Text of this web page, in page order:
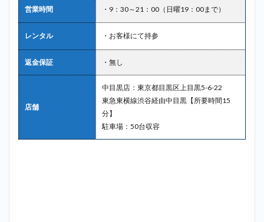
営業時間 ・9：30～21：00（日曜19：00まで）
レンタル ・お客様にて持参
返金保証 ・無し
店舗
中目黒店：東京都目黒区上目黒5-6-22
東急東横線渋谷経由中目黒【所要時間15
分】
駐車場：50台収容